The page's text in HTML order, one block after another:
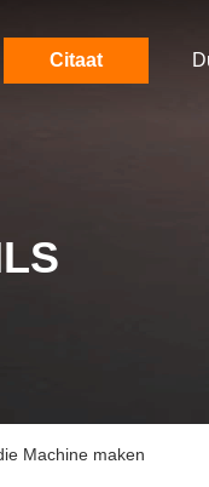
Citaat
Machine maken